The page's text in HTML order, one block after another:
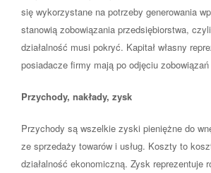
się wykorzystane na potrzeby generowania
stanowią zobowiązania przedsiębiorstwa,
działalność musi pokryć. Kapitał własny
posiadacze firmy mają po odjęciu
Przychody, nakłady, zysk
Przychody są wszelkie zyski pieniężne do
ze sprzedaży towarów i usług. Koszty to
działalność ekonomiczną. Zysk reprezentuje